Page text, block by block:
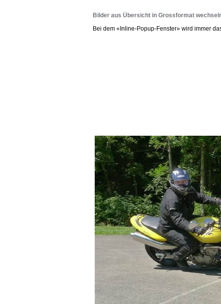
Bilder aus Übersicht in Grossformat
Bei dem «Inline-Popup-Fenster» wird immer